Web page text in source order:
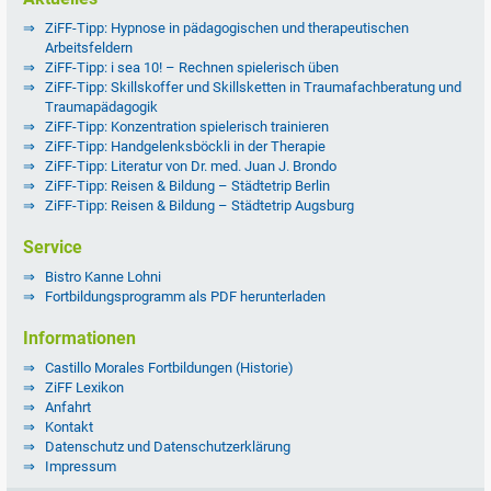
ZiFF-Tipp: Hypnose in pädagogischen und therapeutischen
Arbeitsfeldern
ZiFF-Tipp: i sea 10! – Rechnen spielerisch üben
ZiFF-Tipp: Skillskoffer und Skillsketten in Traumafachberatung und
Traumapädagogik
ZiFF-Tipp: Konzentration spielerisch trainieren
ZiFF-Tipp: Handgelenksböckli in der Therapie
ZiFF-Tipp: Literatur von Dr. med. Juan J. Brondo
ZiFF-Tipp: Reisen & Bildung – Städtetrip Berlin
ZiFF-Tipp: Reisen & Bildung – Städtetrip Augsburg
Service
Bistro Kanne Lohni
Fortbildungsprogramm als PDF herunterladen
Informationen
Castillo Morales Fortbildungen (Historie)
ZiFF Lexikon
Anfahrt
Kontakt
Datenschutz und Datenschutzerklärung
Impressum